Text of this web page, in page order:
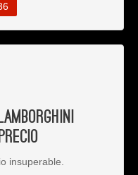
insuperable.